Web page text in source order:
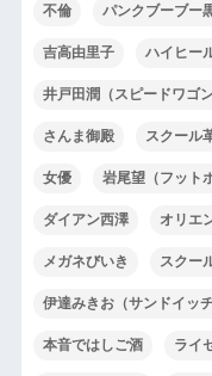
不倫 パンクブーブー
吉高由里子 ハイヒー
井戸田潤（スピードワゴン
さんま御殿 スクール
女優 岩尾望（フット
ダイアン西澤 オリエ
メガネびいき スクー
伊達みきお（サンドイッチ
本音ではしご酒 ライ